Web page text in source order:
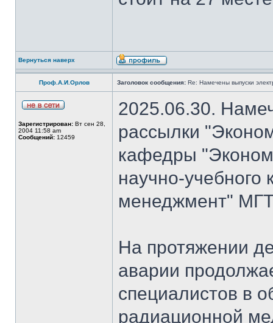
Вернуться наверх
Проф.А.И.Орлов Заголовок сообщения: Re: Намечены выпуски
Зарегистрирован: Вт сен 28,
2004 11:58 am
Сообщений: 12459
2025.06.30.
рассылки
кафедры
научно-
менеджмент"
На протяжении
аварии
специалистов в
радиационной